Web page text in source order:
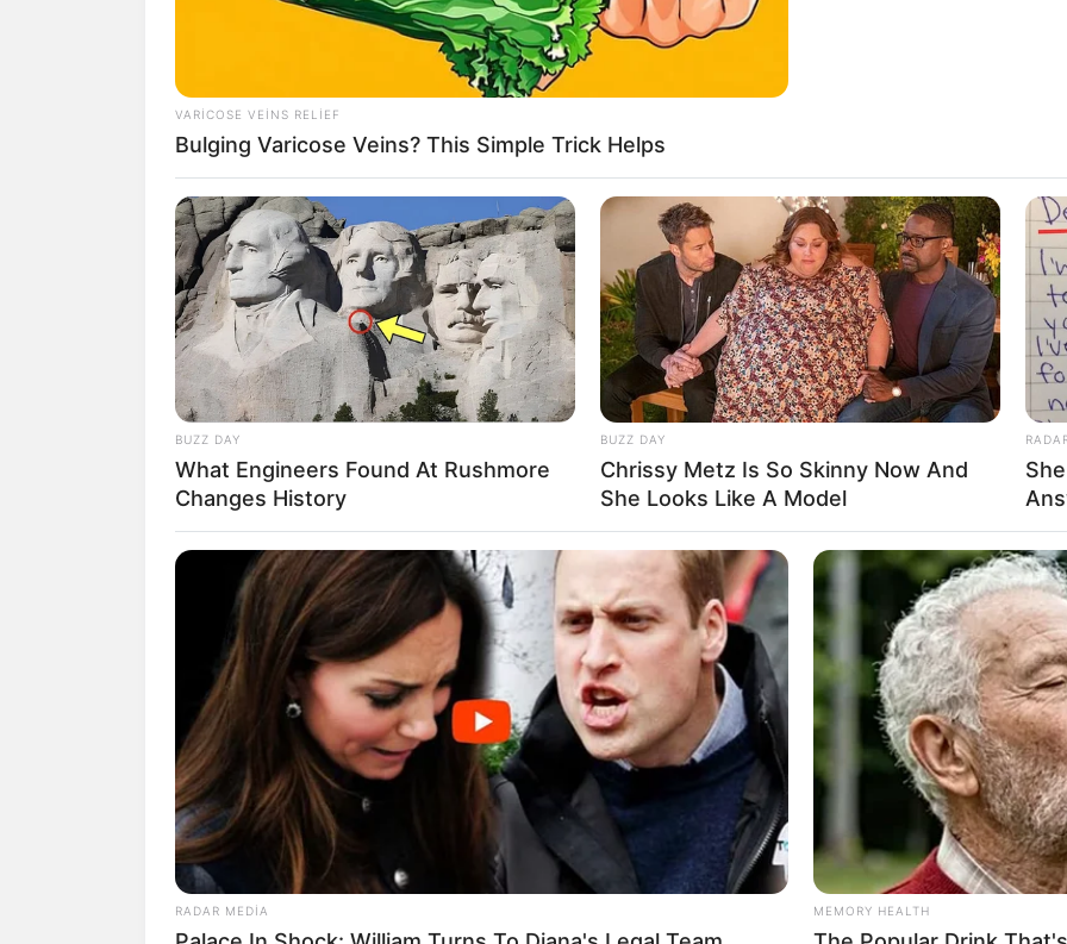
ABŞ və İsrail İranın enerji
infrastrukturuna mümkün
müzakirə edir
Veysəloğlu Şirkətlər Qrupunun
sponsorluğu ilə şəhid övladları
Yay Düşərgəsi uğurla başa çatdı
20:22 / 29 İyul 2026 CƏMİYYƏT
43 il əvvəl 13 yaşında Tibb
İnstitutuna qəbul olunmuşdu
İndi ABŞ-da məşhur
neyrocərrahdır
203
17:20 / 29 İyul 2026 DÜNYA
İranın Qərbi Azərbaycan
vilayətinə raket zərbələri
endirildi
148 0 0
11:36 / 29 İyul 2026 DÜNYA
Azərbaycanın strateji mövqeyi
ABŞ üçün niyə daha da önəm
09:25 / 29 İyul 2026 DÜNYA
Dünyanın ən ağıllı şəhərlərinin
açıqlanıb
VARICOSE VEINS RELIEF
Bulging Varicose Veins? This Simple Trick Helps
BUZZ DAY
What Engineers Found At Rushmore
Changes History
BUZZ DAY
Chrissy Metz Is So Skinny Now And
She Looks Like A Model
RADAR MEDIA MEMORY HEALTH